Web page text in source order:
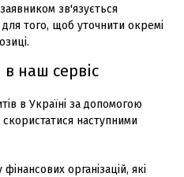
зв'язується
того, щоб уточнити окремі
наш сервіс
в Україні за допомогою
наступними
організацій, які